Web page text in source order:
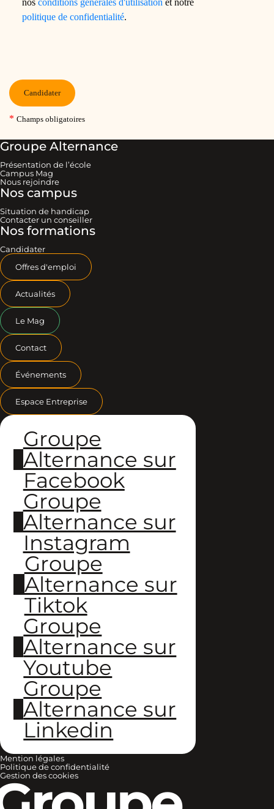
Groupe Alternance
Présentation de l’école
Campus Mag
Nous rejoindre
Nos campus
Situation de handicap
Contacter un conseiller
Nos formations
Candidater
Offres d'emploi
Actualités
Le Mag
Contact
Événements
Espace Entreprise
Groupe
Alternance sur
Facebook
Groupe
Alternance sur
Instagram
Groupe
Alternance sur
Tiktok
Groupe
Alternance sur
Youtube
Groupe
Alternance sur
Linkedin
Mention légales
Politique de confidentialité
Gestion des cookies